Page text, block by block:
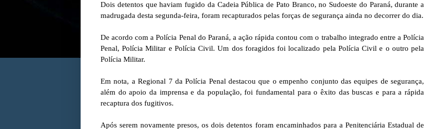
Dois detentos que haviam fugido da Cadeia Pública de Pato Branco, no Sudoeste do Paraná, durante a
madrugada desta segunda-feira, foram recapturados pelas forças de segurança ainda no decorrer do dia.
De acordo com a Polícia Penal do Paraná, a ação rápida contou com o trabalho integrado entre a Polícia
Penal, Polícia Militar e Polícia Civil. Um dos foragidos foi localizado pela Polícia Civil e o outro pela
Polícia Militar.
Em nota, a Regional 7 da Polícia Penal destacou que o empenho conjunto das equipes de segurança,
além do apoio da imprensa e da população, foi fundamental para o êxito das buscas e para a rápida
recaptura dos fugitivos.
Após serem novamente presos, os dois detentos foram encaminhados para a Penitenciária Estadual de